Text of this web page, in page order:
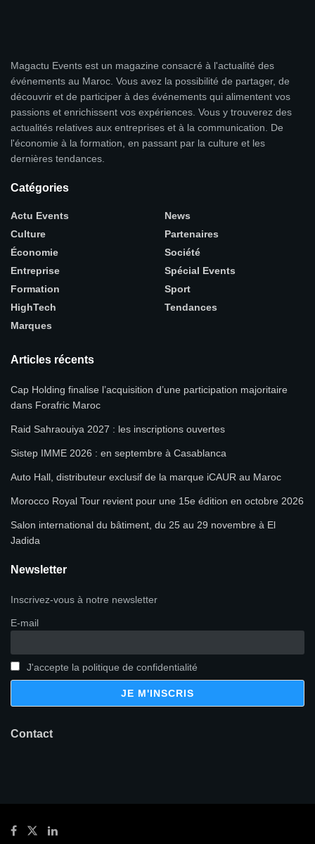
Magactu Events est un magazine consacré à l'actualité des
événements au Maroc. Vous avez la possibilité de partager, de
découvrir et de participer à des événements qui alimentent vos
passions et enrichissent vos expériences. Vous y trouverez des
actualités relatives aux entreprises et à la communication. De
l'économie à la formation, en passant par la culture et les
dernières tendances.
Catégories
Actu Events
Culture
Économie
Entreprise
Formation
HighTech
Marques
News
Partenaires
Société
Spécial Events
Sport
Tendances
Articles récents
Cap Holding finalise l’acquisition d’une participation majoritaire
dans Forafric Maroc
Raid Sahraouiya 2027 : les inscriptions ouvertes
Sistep IMME 2026 : en septembre à Casablanca
Auto Hall, distributeur exclusif de la marque iCAUR au Maroc
Morocco Royal Tour revient pour une 15e édition en octobre 2026
Salon international du bâtiment, du 25 au 29 novembre à El
Jadida
Newsletter
Inscrivez-vous à notre newsletter
E-mail
J'accepte la politique de confidentialité
Contact